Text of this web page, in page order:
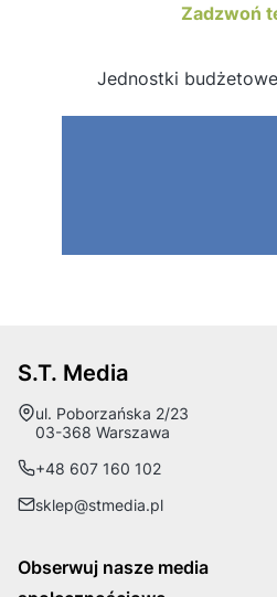
Zadzwoń
Jednostki
S.T. Media
Adres:
ul. Poborzańska 2/23
03-368 Warszawa
+48 607 160 102
sklep@stmedia.pl
Obserwuj nasze media